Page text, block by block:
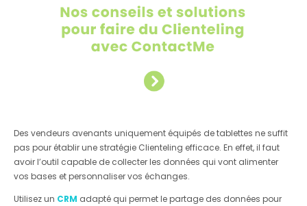
Des vendeurs avenants uniquement équipés de tablettes ne suffit
pas pour établir une stratégie Clienteling efficace. En effet, il faut
avoir l’outil capable de collecter les données qui vont alimenter
vos bases et personnaliser vos échanges.
Utilisez un CRM adapté qui permet le partage des données pour